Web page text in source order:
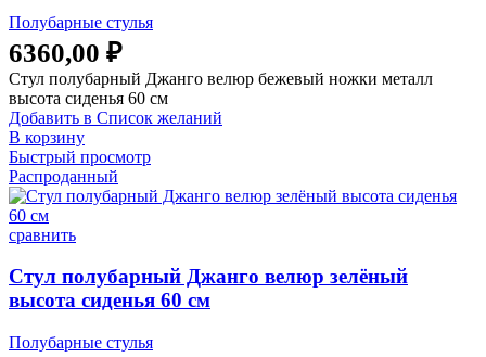
Полубарные стулья
6360,00 ₽
Стул полубарный Джанго велюр бежевый ножки металл
высота сиденья 60 см
Добавить в Список желаний
В корзину
Быстрый просмотр
Распроданный
сравнить
Стул полубарный Джанго велюр зелёный
высота сиденья 60 см
Полубарные стулья